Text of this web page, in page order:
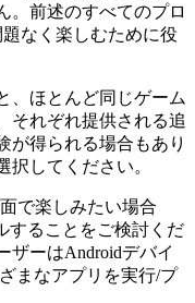
。前述のすべてのプロ
なく楽しむために役
、ほとんど同じゲーム
それぞれ提供される追
が得られる場合もあり
択してください。
で楽しみたい場合
することをご検討くだ
ザーはAndroidデバイ
まなアプリを実行/プ